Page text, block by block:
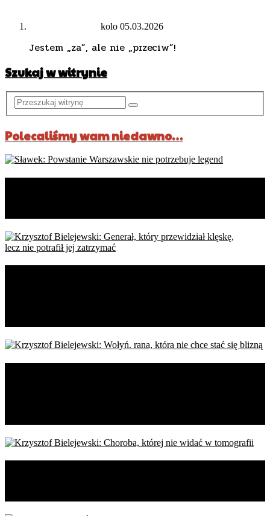
kolo 05.03.2026
Jestem „za”, ale nie „przeciw”!
Szukaj w witrynie
Polecaliśmy wam niedawno…